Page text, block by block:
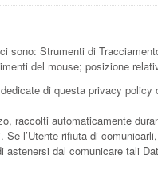
Strumenti di
del mouse; posizione
di questa privacy
raccolti automaticamente
l’Utente rifiuta di
dal comunicare tali